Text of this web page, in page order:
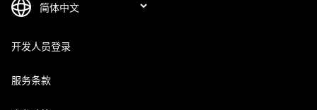
开发人员登录
服务条款